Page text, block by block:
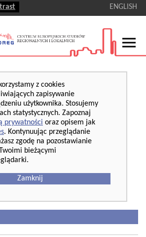
ENGLISH
z cookies
zapisywanie
użytkownika. Stosujemy
statystycznych. Zapoznaj
prywatności oraz opisem jak
. Kontynuując przeglądanie
zgodę na pozostawianie
bieżącymi
Zamknij